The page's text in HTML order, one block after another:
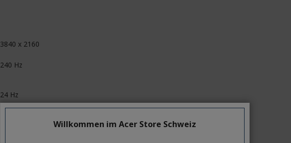
3840 x 2160
240 Hz
24 Hz
Willkommen im Acer Store Schweiz